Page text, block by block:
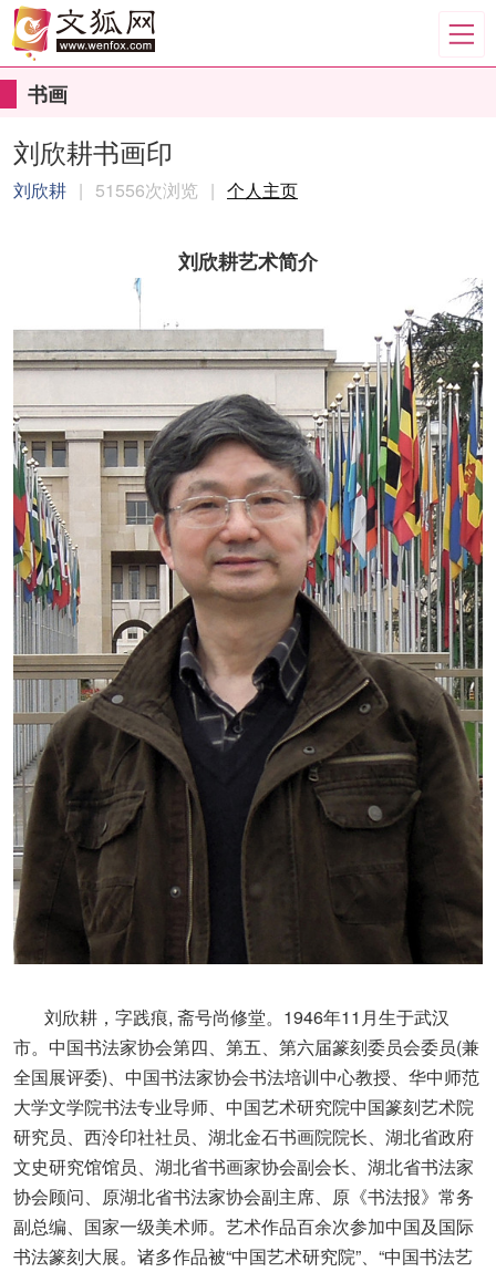
书画
刘欣耕书画印
刘欣耕 | 51556次浏览 | 个人主页
刘欣耕艺术简介
刘欣耕，字践痕, 斋号尚修堂。1946年11月生于武汉
市。中国书法家协会第四、第五、第六届篆刻委员会委员(兼
全国展评委)、中国书法家协会书法培训中心教授、华中师范
大学文学院书法专业导师、中国艺术研究院中国篆刻艺术院
研究员、西泠印社社员、湖北金石书画院院长、湖北省政府
文史研究馆馆员、湖北省书画家协会副会长、湖北省书法家
协会顾问、原湖北省书法家协会副主席、原《书法报》常务
副总编、国家一级美术师。艺术作品百余次参加中国及国际
书法篆刻大展。诸多作品被“中国艺术研究院”、“中国书法艺